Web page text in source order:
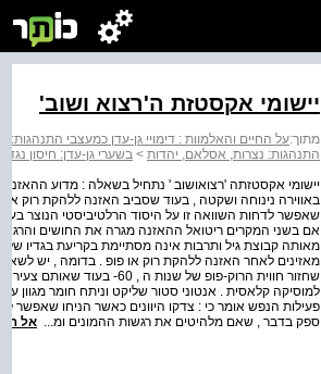
יישומי אקסטזת ה'רצוא ושוב'
מתוך:על החיים והאלמוות : דימויי גן-עדן כמעצבי
התנהגות: נצרות, אסלאם, יהדות > בשערי גן-עדן: חיסון
יישומי אקסטזתה 'רצואושוב ' נתחיל בשאלה : מדוע
באווירה נינוחה ושקטה , בעוד שסביב האזנה ללהקת רוק
שאפשר לדחות השוואה זו על היסוד הרלטיביסטי הנוצר
אם בשני המקרים ריטואל ההאזנה מגרה את החושים
מאותה קבוצת גיל ותרבות אינה מסתיימת בקריעת בגדיו
מאזינים לאחר האזנה ללהקת רוק או פופ . בדומה , יש
שחזור חווית הרוק-פופ של
למוסיקה קלאסית . אנטוני סטור שליקט וניתח חומר מגוון
פעילות הנפש אומר כי : צדקו היוונים כאשר הניחו
ספק בדבר , שאם מלהיטים את רגשות ההמונים ומ... אל